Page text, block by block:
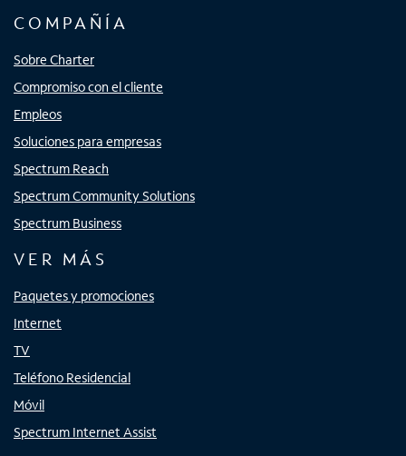
COMPAÑÍA
Sobre Charter
Compromiso con el cliente
Empleos
Soluciones para empresas
Spectrum Reach
Spectrum Community Solutions
Spectrum Business
VER MÁS
Paquetes y promociones
Internet
TV
Teléfono Residencial
Móvil
Spectrum Internet Assist